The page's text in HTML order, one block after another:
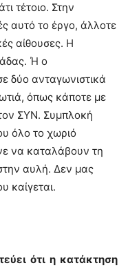
τέτοιο. Στην
αυτό το έργο, άλλοτε
αίθουσες. Η
Ή ο
δύο ανταγωνιστικά
όπως κάποτε με
ΣΥΝ. Συμπλοκή
όλο το χωριό
να καταλάβουν τη
αυλή. Δεν μας
καίγεται.
ότι η κατάκτηση